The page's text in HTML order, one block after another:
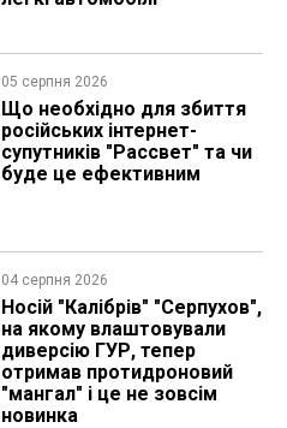
05 серпня 2026
Що необхідно для збиття
російських інтернет-
супутників "Рассвет" та чи
буде це ефективним
04 серпня 2026
Носій "Калібрів" "Серпухов",
на якому влаштовували
диверсію ГУР, тепер
отримав протидроновий
"мангал" і це не зовсім
новинка